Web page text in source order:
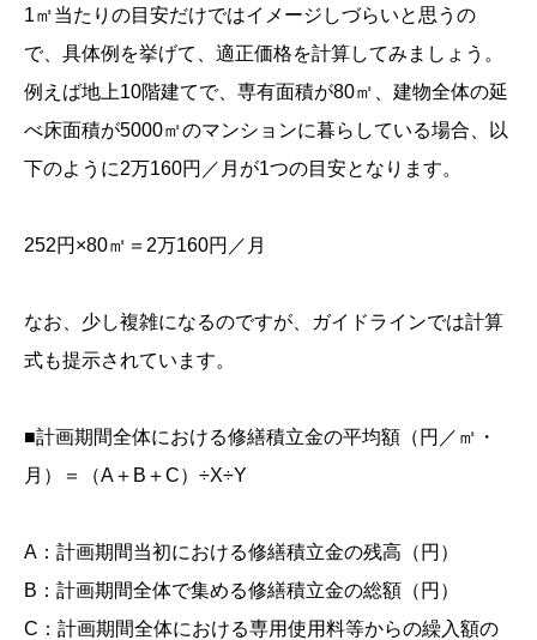
1㎡当たりの目安だけではイメージしづらいと思うの
で、具体例を挙げて、適正価格を計算してみましょう。
例えば地上10階建てで、専有面積が80㎡、建物全体の延
べ床面積が5000㎡のマンションに暮らしている場合、以
下のように2万160円／月が1つの目安となります。
252円×80㎡＝2万160円／月
なお、少し複雑になるのですが、ガイドラインでは計算
式も提示されています。
■計画期間全体における修繕積立金の平均額（円／㎡・
月）＝（A＋B＋C）÷X÷Y
A：計画期間当初における修繕積立金の残高（円）
B：計画期間全体で集める修繕積立金の総額（円）
C：計画期間全体における専用使用料等からの繰入額の